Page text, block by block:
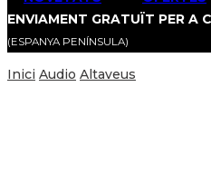
ENVIAMENT GRATUÏT PER A
(ESPANYA PENÍNSULA)
Inici Audio Altaveus